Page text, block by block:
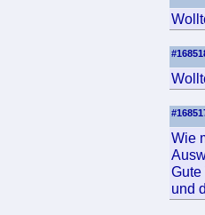
Wie
Gute
und